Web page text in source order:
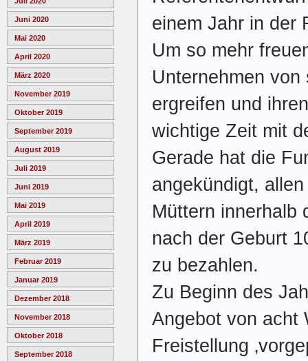
Juni 2020
Mai 2020
April 2020
März 2020
November 2019
Oktober 2019
September 2019
August 2019
Juli 2019
Juni 2019
Mai 2019
April 2019
März 2019
Februar 2019
Januar 2019
Dezember 2018
November 2018
Oktober 2018
September 2018
einem Jahr in der
Um so mehr
Unternehmen
ergreifen und
wichtige Zeit mit
Gerade hat die
angekündigt,
Müttern innerhalb
nach der Geburt
zu bezahlen.
Zu Beginn des
Angebot von acht
Freistellung